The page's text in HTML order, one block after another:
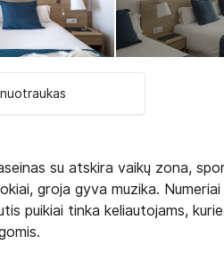
su atskira vaikų zona,
groja gyva muzika.
puikiai tinka keliautojams,